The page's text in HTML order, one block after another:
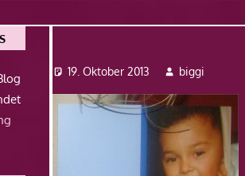
19. Oktober 2013 biggi